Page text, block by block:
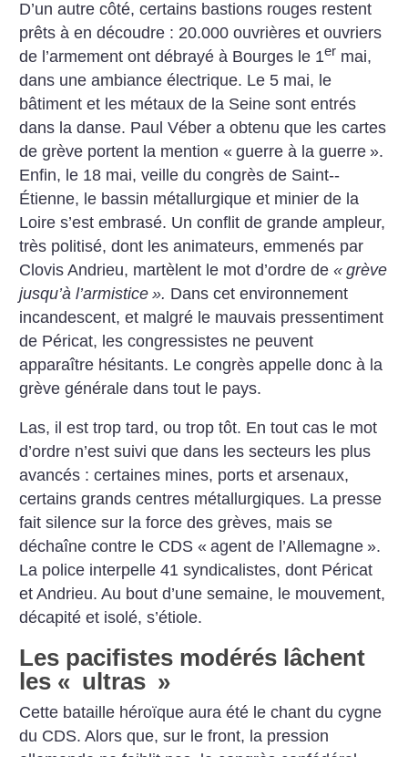
D’un autre côté, certains bastions rouges restent
prêts à en décou­dre : 20.000 ouvrières et ouvriers
de l’armement ont débrayé à Bourges le 1er mai,
dans une ambiance électrique. Le 5 mai, le
bâtiment et les métaux de la Seine sont entrés
dans la danse. Paul Véber a obtenu que les cartes
de grève portent la mention « guerre à la guerre ».
Enfin, le 18 mai, veille du congrès de Saint-­
Étienne, le bassin métallurgique et minier de la
Loire s’est embrasé. Un conflit de grande ampleur,
très politisé, dont les animateurs, emmenés par
Clovis Andrieu, martèlent le mot d’ordre de« grève
jusqu’à l’armistice ». Dans cet environnement
incandescent, et malgré le mauvais pressentiment
de Péricat, les congressistes ne peuvent
apparaître hésitants. Le congrès appelle donc à la
grève générale dans tout le pays.
Las, il est trop tard, ou trop tôt. En tout cas le mot
d’ordre n’est suivi que dans les secteurs les plus
avancés : certaines mines, ports et arsenaux,
certains grands centres métallurgiques. La presse
fait silence sur la force des grèves, mais se
déchaîne contre le CDS « agent de l’Allemagne ».
La police interpelle 41 syndicalistes, dont Péricat
et Andrieu. Au bout d’une semaine, le mouvement,
décapité et isolé, s’étiole.
Les pacifistes modérés lâchent
les « ultras »
Cette bataille héroïque aura été le chant du cygne
du CDS. Alors que, sur le front, la pression